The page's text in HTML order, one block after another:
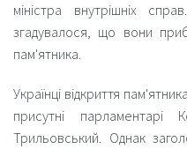
міністра внутрішніх
згадувалося, що вони
пам'ятника.
Українці відкриття
присутні
Трильовський. Однак